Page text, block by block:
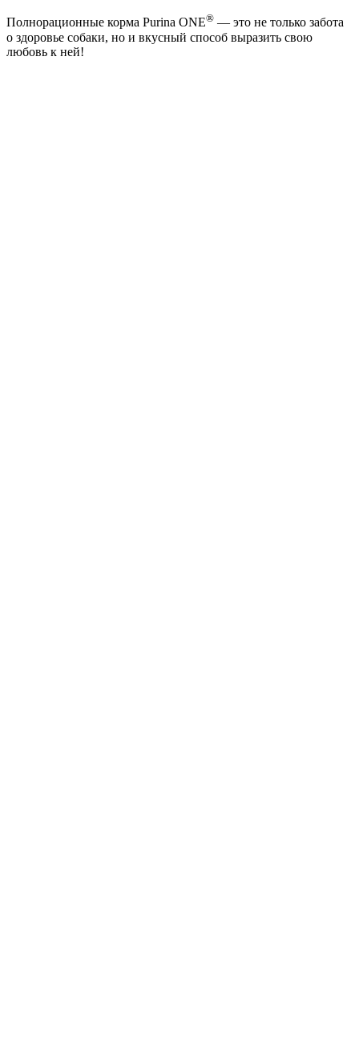
Полнорационные корма Purina ONE® — это не только забота
о здоровье собаки, но и вкусный способ выразить свою
любовь к ней!